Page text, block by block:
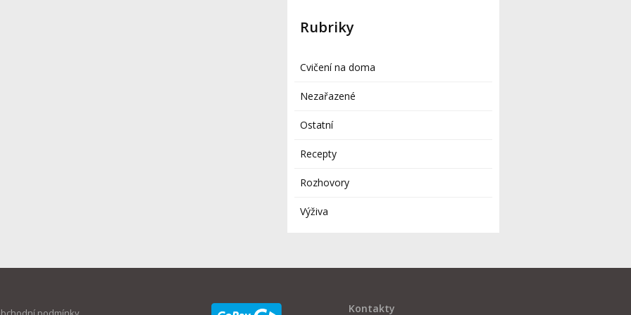
Rubriky
Cvičení na doma
Nezařazené
Ostatní
Recepty
Rozhovory
Výživa
Kontakty